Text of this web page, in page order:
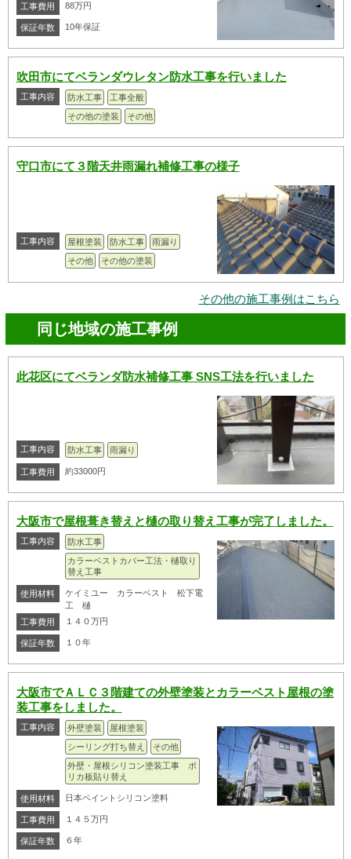
工事費用 88万円
保証年数 10年保証
吹田市にてベランダウレタン防水工事を行いました
工事内容 防水工事
工事全般
その他の塗装
その他
守口市にて３階天井雨漏れ補修工事の様子
工事内容 屋根塗装 防水工事
雨漏り
その他
その他の塗装
その他の施工事例はこちら
同じ地域の施工事例
此花区にてベランダ防水補修工事 SNS工法を行いました
工事内容 防水工事 雨漏り
工事費用 約33000円
大阪市で屋根葺き替えと樋の取り替え工事が完了しました。
工事内容
防水工事
カラーベストカバー工法・樋取り
替え工事
使用材料
ケイミユー カラーベスト 松下電
工 樋
工事費用
１４０万円
保証年数 １０年
大阪市でＡＬＣ３階建ての外壁塗装とカラーベスト屋根の塗
装工事をしました。
工事内容 外壁塗装
屋根塗装
シーリング打ち替え
その他
外壁・屋根シリコン塗装工事 ポ
リカ板貼り替え
使用材料 日本ペイントシリコン塗料
工事費用 １４５万円
保証年数 ６年